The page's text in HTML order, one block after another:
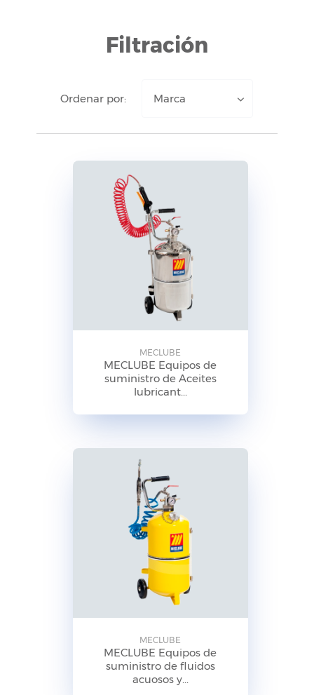
Filtración
Ordenar por: Marca
MECLUBE
MECLUBE Equipos de
suministro de Aceites
lubricant...
MECLUBE
MECLUBE Equipos de
suministro de fluidos
acuosos y...